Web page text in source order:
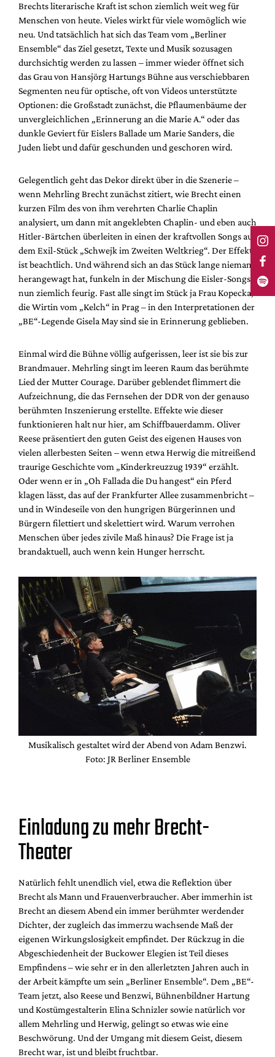
Brechts literarische Kraft ist schon ziemlich weit weg für
Menschen von heute. Vieles wirkt für viele womöglich wie
neu. Und tatsächlich hat sich das Team vom „Berliner
Ensemble“ das Ziel gesetzt, Texte und Musik sozusagen
durchsichtig werden zu lassen – immer wieder öffnet sich
das Grau von Hansjörg Hartungs Bühne aus verschiebbaren
Segmenten neu für optische, oft von Videos unterstützte
Optionen: die Großstadt zunächst, die Pflaumenbäume der
unvergleichlichen „Erinnerung an die Marie A.“ oder das
dunkle Geviert für Eislers Ballade um Marie Sanders, die
Juden liebt und dafür geschunden und geschoren wird.
Gelegentlich geht das Dekor direkt über in die Szenerie –
wenn Mehrling Brecht zunächst zitiert, wie Brecht einen
kurzen Film des von ihm verehrten Charlie Chaplin
analysiert, um dann mit angeklebten Chaplin- und eben auch
Hitler-Bärtchen überleiten in einen der kraftvollen Songs aus
dem Exil-Stück „Schwejk im Zweiten Weltkrieg“. Der Effekt
ist beachtlich. Und während sich an das Stück lange niemand
herangewagt hat, funkeln in der Mischung die Eisler-Songs
nun ziemlich feurig. Fast alle singt im Stück ja Frau Kopecka,
die Wirtin vom „Kelch“ in Prag – in den Interpretationen der
„BE“-Legende Gisela May sind sie in Erinnerung geblieben.
Einmal wird die Bühne völlig aufgerissen, leer ist sie bis zur
Brandmauer. Mehrling singt im leeren Raum das berühmte
Lied der Mutter Courage. Darüber geblendet flimmert die
Aufzeichnung, die das Fernsehen der DDR von der genauso
berühmten Inszenierung erstellte. Effekte wie dieser
funktionieren halt nur hier, am Schiffbauerdamm. Oliver
Reese präsentiert den guten Geist des eigenen Hauses von
vielen allerbesten Seiten – wenn etwa Herwig die mitreißend
traurige Geschichte vom „Kinderkreuzzug 1939“ erzählt.
Oder wenn er in „Oh Fallada die Du hangest“ ein Pferd
klagen lässt, das auf der Frankfurter Allee zusammenbricht –
und in Windeseile von den hungrigen Bürgerinnen und
Bürgern filettiert und skelettiert wird. Warum verrohen
Menschen über jedes zivile Maß hinaus? Die Frage ist ja
brandaktuell, auch wenn kein Hunger herrscht.
Musikalisch gestaltet wird der Abend von Adam Benzwi.
Foto: JR Berliner Ensemble
Einladung zu mehr Brecht-
Theater
Natürlich fehlt unendlich viel, etwa die Reflektion über
Brecht als Mann und Frauenverbraucher. Aber immerhin ist
Brecht an diesem Abend ein immer berühmter werdender
Dichter, der zugleich das immerzu wachsende Maß der
eigenen Wirkungslosigkeit empfindet. Der Rückzug in die
Abgeschiedenheit der Buckower Elegien ist Teil dieses
Empfindens – wie sehr er in den allerletzten Jahren auch in
der Arbeit kämpfte um sein „Berliner Ensemble“. Dem „BE“-
Team jetzt, also Reese und Benzwi, Bühnenbildner Hartung
und Kostümgestalterin Elina Schnizler sowie natürlich vor
allem Mehrling und Herwig, gelingt so etwas wie eine
Beschwörung. Und der Umgang mit diesem Geist, diesem
Brecht war, ist und bleibt fruchtbar.